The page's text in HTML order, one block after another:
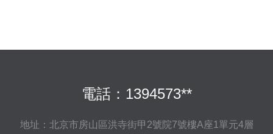
電話：1394573**
地址：北京市房山區洪寺街甲2號院7號樓A座1單元4層